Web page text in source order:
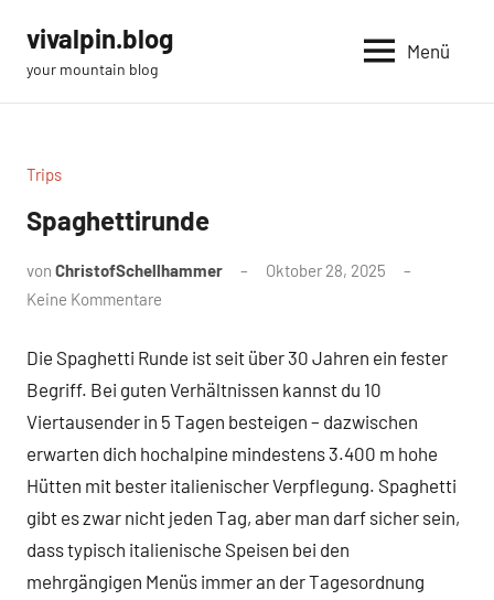
Inhalt
springen
vivalpin.blog
your mountain blog
Menü
Trips
Spaghettirunde
von ChristofSchellhammer
Oktober 28, 2025
Keine Kommentare
Die Spaghetti Runde ist seit über 30 Jahren ein fester
Begriff. Bei guten Verhältnissen kannst du 10
Viertausender in 5 Tagen besteigen – dazwischen
erwarten dich hochalpine mindestens 3.400 m hohe
Hütten mit bester italienischer Verpflegung. Spaghetti
gibt es zwar nicht jeden Tag, aber man darf sicher sein,
dass typisch italienische Speisen bei den
mehrgängigen Menüs immer an der Tagesordnung